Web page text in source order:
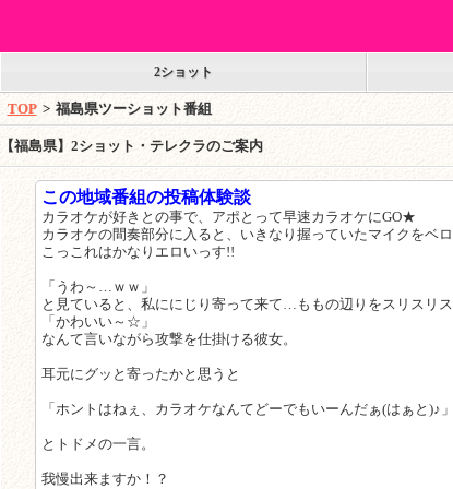
2ショット
TOP > 福島県ツーショット番組
【福島県】2ショット・テレクラのご案内
この地域番組の投稿体験談
カラオケが好きとの事で、アポとって早速カラオケにGO★
カラオケの間奏部分に入ると、いきなり握っていたマイクをベ
こっこれはかなりエロいっす!!
「うわ～…ｗｗ」
と見ていると、私ににじり寄って来て…ももの辺りをスリスリ
「かわいい～☆」
なんて言いながら攻撃を仕掛ける彼女。
耳元にグッと寄ったかと思うと
「ホントはねぇ、カラオケなんてどーでもいーんだぁ(はぁと)♪」
とトドメの一言。
我慢出来ますか！？